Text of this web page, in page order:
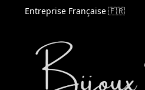
Entreprise Française 🇫🇷